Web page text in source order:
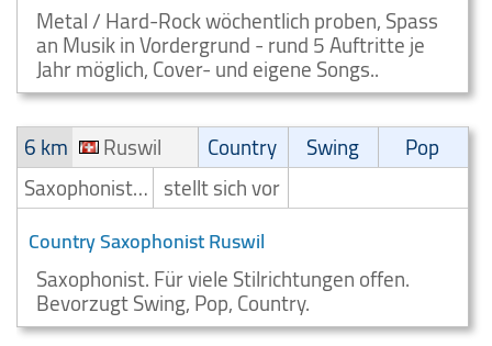
Metal / Hard-Rock wöchentlich proben, Spass
an Musik in Vordergrund - rund 5 Auftritte je
Jahr möglich, Cover- und eigene Songs..
6 km
Ruswil Country Swing
Pop
Saxophonist/Saxophonspieler stellt sich vor
Country Saxophonist Ruswil
Saxophonist. Für viele Stilrichtungen offen.
Bevorzugt Swing, Pop, Country.